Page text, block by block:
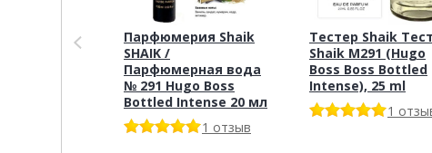
Парфюмерия Shaik
SHAIK /
Парфюмерная вода
№ 291 Hugo Boss
Bottled Intense 20 мл
1 отзыв
Тестер Shaik
Shaik M291 (Hugo
Boss Boss Bottled
Intense), 25 ml
1